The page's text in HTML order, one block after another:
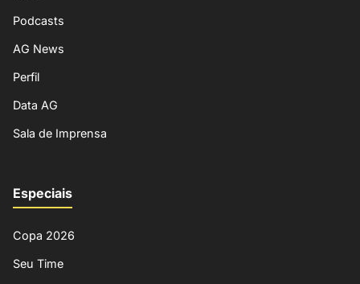
Podcasts
AG News
Perfil
Data AG
Sala de Imprensa
Especiais
Copa 2026
Seu Time